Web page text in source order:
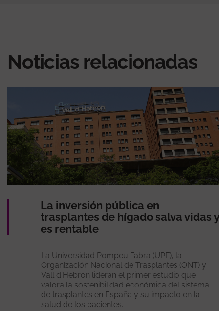
Noticias relacionadas
La inversión pública en
trasplantes de hígado salva vidas y
es rentable
La Universidad Pompeu Fabra (UPF), la
Organización Nacional de Trasplantes (ONT) y
Vall d'Hebron lideran el primer estudio que
valora la sostenibilidad económica del sistema
de trasplantes en España y su impacto en la
salud de los pacientes.